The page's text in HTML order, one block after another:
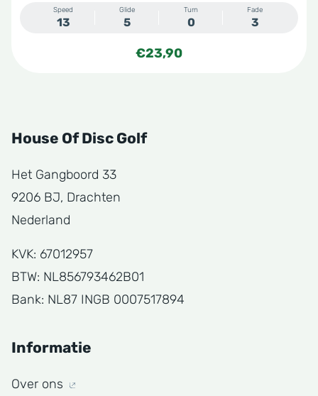
Speed
13
Glide
5
Turn
0
Fade
3
€23,90
House Of Disc Golf
Het Gangboord 33
9206 BJ, Drachten
Nederland
KVK: 67012957
BTW: NL856793462B01
Bank: NL87 INGB 0007517894
Informatie
Over ons